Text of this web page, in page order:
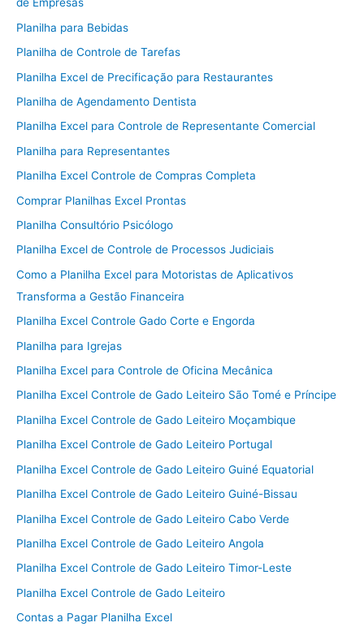
de Empresas
Planilha para Bebidas
Planilha de Controle de Tarefas
Planilha Excel de Precificação para Restaurantes
Planilha de Agendamento Dentista
Planilha Excel para Controle de Representante Comercial
Planilha para Representantes
Planilha Excel Controle de Compras Completa
Comprar Planilhas Excel Prontas
Planilha Consultório Psicólogo
Planilha Excel de Controle de Processos Judiciais
Como a Planilha Excel para Motoristas de Aplicativos
Transforma a Gestão Financeira
Planilha Excel Controle Gado Corte e Engorda
Planilha para Igrejas
Planilha Excel para Controle de Oficina Mecânica
Planilha Excel Controle de Gado Leiteiro São Tomé e Príncipe
Planilha Excel Controle de Gado Leiteiro Moçambique
Planilha Excel Controle de Gado Leiteiro Portugal
Planilha Excel Controle de Gado Leiteiro Guiné Equatorial
Planilha Excel Controle de Gado Leiteiro Guiné-Bissau
Planilha Excel Controle de Gado Leiteiro Cabo Verde
Planilha Excel Controle de Gado Leiteiro Angola
Planilha Excel Controle de Gado Leiteiro Timor-Leste
Planilha Excel Controle de Gado Leiteiro
Contas a Pagar Planilha Excel